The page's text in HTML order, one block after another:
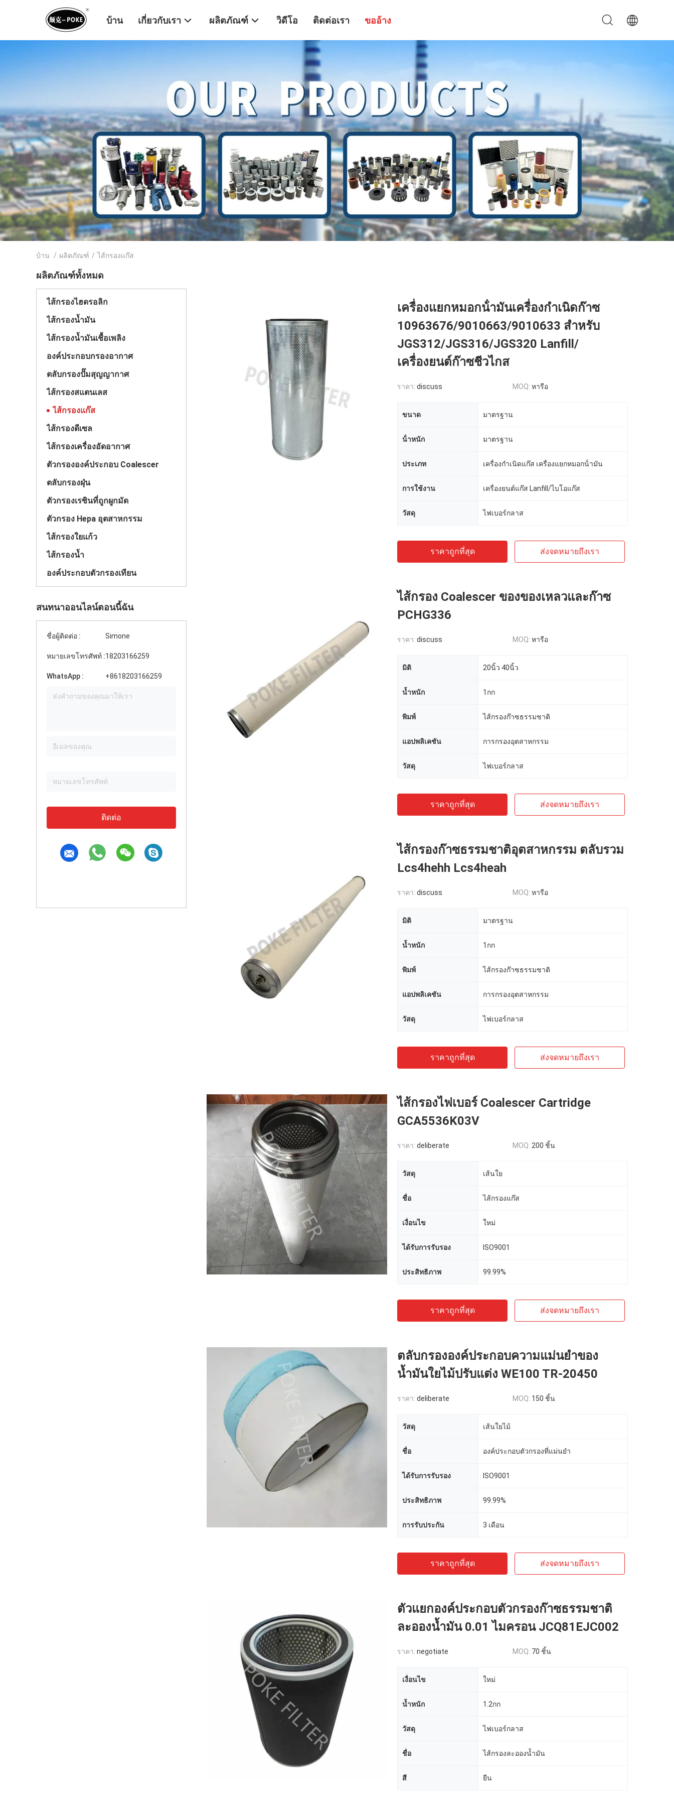
บ้าน เกี่ยวกับเรา ผลิตภัณฑ์ วิดีโอ ติดต่อเรา ขออ้าง
บ้าน / ผลิตภัณฑ์ / ไส้กรองแก๊ส
ผลิตภัณฑ์ทั้งหมด
ไส้กรองไฮดรอลิก
ไส้กรองน้ำมัน
ไส้กรองน้ำมันเชื้อเพลิง
องค์ประกอบกรองอากาศ
ตลับกรองปั๊มสุญญากาศ
ไส้กรองสแตนเลส
ไส้กรองแก๊ส
ไส้กรองดีเซล
ไส้กรองเครื่องอัดอากาศ
ตัวกรององค์ประกอบ Coalescer
ตลับกรองฝุ่น
ตัวกรองเรซินที่ถูกผูกมัด
ตัวกรอง Hepa อุตสาหกรรม
ไส้กรองใยแก้ว
ไส้กรองน้ำ
องค์ประกอบตัวกรองเทียน
สนทนาออนไลน์ตอนนี้ฉัน
ชื่อผู้ติดต่อ : Simone
หมายเลขโทรศัพท์ :18203166259
WhatsApp : +8618203166259
ติดต่อ
เครื่องแยกหมอกน้ํามันเครื่องกําเนิดก๊าซ
10963676/9010663/9010633 สําหรับ
JGS312/JGS316/JGS320 Lanfill/
เครื่องยนต์ก๊าซชีวไกส
ราคา: discuss MOQ: หารือ
ขนาด มาตรฐาน
น้ําหนัก มาตรฐาน
ประเภท เครื่องกําเนิดแก๊ส เครื่องแยกหมอกน้ํามัน
การใช้งาน เครื่องยนต์แก๊ส Lanfill/ไบโอแก๊ส
วัสดุ ไฟเบอร์กลาส
ราคาถูกที่สุด ส่งจดหมายถึงเรา
ไส้กรอง Coalescer ของของเหลวและก๊าซ
PCHG336
ราคา: discuss MOQ: หารือ
มิติ 20นิ้ว 40นิ้ว
น้ำหนัก 1กก
พิมพ์ ไส้กรองก๊าซธรรมชาติ
แอปพลิเคชัน การกรองอุตสาหกรรม
วัสดุ ไฟเบอร์กลาส
ราคาถูกที่สุด ส่งจดหมายถึงเรา
ไส้กรองก๊าซธรรมชาติอุตสาหกรรม ตลับรวม
Lcs4hehh Lcs4heah
ราคา: discuss MOQ: หารือ
มิติ มาตรฐาน
น้ำหนัก 1กก
พิมพ์ ไส้กรองก๊าซธรรมชาติ
แอปพลิเคชัน การกรองอุตสาหกรรม
วัสดุ ไฟเบอร์กลาส
ราคาถูกที่สุด ส่งจดหมายถึงเรา
ไส้กรองไฟเบอร์ Coalescer Cartridge
GCA5536K03V
ราคา: deliberate MOQ: 200 ชิ้น
วัสดุ เส้นใย
ชื่อ ไส้กรองแก๊ส
เงื่อนไข ใหม่
ได้รับการรับรอง ISO9001
ประสิทธิภาพ 99.99%
ราคาถูกที่สุด ส่งจดหมายถึงเรา
ตลับกรององค์ประกอบความแม่นยำของ
น้ำมันใยไม้ปรับแต่ง WE100 TR-20450
ราคา: deliberate MOQ: 150 ชิ้น
วัสดุ เส้นใยไม้
ชื่อ องค์ประกอบตัวกรองที่แม่นยำ
ได้รับการรับรอง ISO9001
ประสิทธิภาพ 99.99%
การรับประกัน 3 เดือน
ราคาถูกที่สุด ส่งจดหมายถึงเรา
ตัวแยกองค์ประกอบตัวกรองก๊าซธรรมชาติ
ละอองน้ำมัน 0.01 ไมครอน JCQ81EJC002
ราคา: negotiate MOQ: 70 ชิ้น
เงื่อนไข ใหม่
น้ำหนัก 1.2กก
วัสดุ ไฟเบอร์กลาส
ชื่อ ไส้กรองละอองน้ำมัน
สี ยืน